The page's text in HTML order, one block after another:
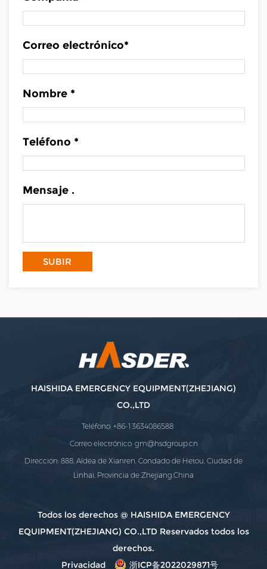
Correo electrónico*
Nombre *
Teléfono *
Mensaje .
HAISHIDA EMERGENCY EQUIPMENT(ZHEJIANG)
CO.,LTD
Teléfono: +86-13634086588
Correo electrónico:gm@hsdgroup.cn
Dirección: 888, Aldea de Xianren, Condado de Hetou, Ciudad de
Linhai, Provincia de Zhejiang,China
Todos los derechos @ HAISHIDA EMERGENCY
EQUIPMENT(ZHEJIANG) CO.,LTD Reservados todos los
derechos.
Privacidad
浙ICP备2022029871号